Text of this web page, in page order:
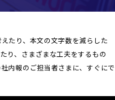
たり、本文の文字数を減らした
り、さまざまな工夫をするもの
内報のご担当者さまに、すぐにで